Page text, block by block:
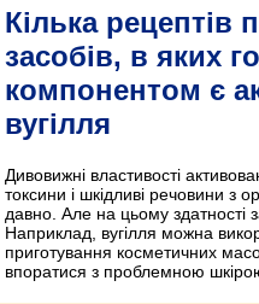
Кілька рецептів
засобів, в яких
компонентом є
вугілля
Дивовижні властивості
токсини і шкідливі речовини з
давно. Але на цьому здатності
Наприклад, вугілля можна
приготування косметичних
впоратися з проблемною